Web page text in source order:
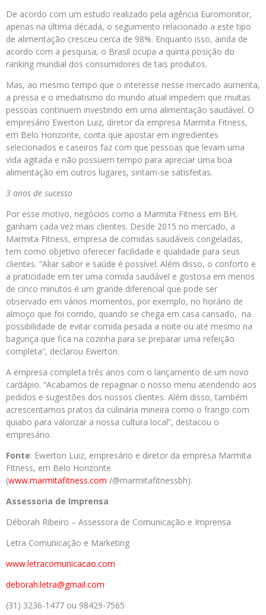
De acordo com um estudo realizado pela agência Euromonitor,
apenas na última década, o seguimento relacionado a este tipo
de alimentação cresceu cerca de 98%. Enquanto isso, ainda de
acordo com a pesquisa, o Brasil ocupa a quinta posição do
ranking mundial dos consumidores de tais produtos.
Mas, ao mesmo tempo que o interesse nesse mercado aumenta,
a pressa e o imediatismo do mundo atual impedem que muitas
pessoas continuem investindo em uma alimentação saudável. O
empresário Ewerton Luiz, diretor da empresa Marmita Fitness,
em Belo Horizonte, conta que apostar em ingredientes
selecionados e caseiros faz com que pessoas que levam uma
vida agitada e não possuem tempo para apreciar uma boa
alimentação em outros lugares, sintam-se satisfeitas.
3 anos de sucesso
Por esse motivo, negócios como a Marmita Fitness em BH,
ganham cada vez mais clientes. Desde 2015 no mercado, a
Marmita Fitness, empresa de comidas saudáveis congeladas,
tem como objetivo oferecer facilidade e qualidade para seus
clientes. “Aliar sabor e saúde é possível. Além disso, o conforto e
a praticidade em ter uma comida saudável e gostosa em menos
de cinco minutos é um grande diferencial que pode ser
observado em vários momentos, por exemplo, no horário de
almoço que foi corrido, quando se chega em casa cansado, na
possibilidade de evitar comida pesada a noite ou até mesmo na
bagunça que fica na cozinha para se preparar uma refeição
completa”, declarou Ewerton.
A empresa completa três anos com o lançamento de um novo
cardápio. “Acabamos de repaginar o nosso menu atendendo aos
pedidos e sugestões dos nossos clientes. Além disso, também
acrescentamos pratos da culinária mineira como o frango com
quiabo para valorizar a nossa cultura local”, destacou o
empresário.
Fonte: Ewerton Luiz, empresário e diretor da empresa Marmita
Fitness, em Belo Horizonte
(www.marmitafitness.com /@marmitafitnessbh).
Assessoria de Imprensa
Déborah Ribeiro – Assessora de Comunicação e Imprensa
Letra Comunicação e Marketing
www.letracomunicacao.com
deborah.letra@gmail.com
(31) 3236-1477 ou 98429-7565